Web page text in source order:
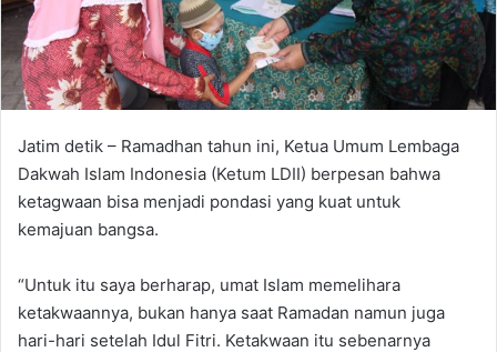
Jatim detik – Ramadhan tahun ini, Ketua Umum Lembaga
Dakwah Islam Indonesia (Ketum LDII) berpesan bahwa
ketagwaan bisa menjadi pondasi yang kuat untuk
kemajuan bangsa.
“Untuk itu saya berharap, umat Islam memelihara
ketakwaannya, bukan hanya saat Ramadan namun juga
hari-hari setelah Idul Fitri. Ketakwaan itu sebenarnya